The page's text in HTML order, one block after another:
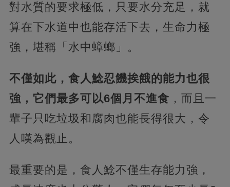
對水質的要求極低，只要水分充足，就
算在下水道中也能存活下去，生命力極
強，堪稱「水中蟑螂」。
不僅如此，食人鯰忍饑挨餓的能力也很
強，它們最多可以6個月不進食 ，而且一
輩子只吃垃圾和腐肉也能長得很大，令
人嘆為觀止。
最重要的是，食人鯰不僅生存能力強，